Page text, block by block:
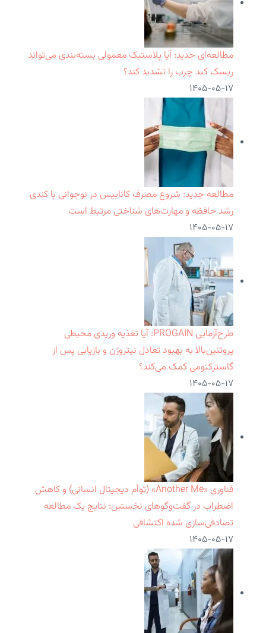
مطالعه‌ای جدید: آیا پلاستیک معمولی بسته‌بندی می‌تواند
ریسک کبد چرب را تشدید کند؟
۱۴۰۵-۰۵-۱۷
مطالعه جدید: شروع مصرف کانابیس در نوجوانی با کندی
رشد حافظه و مهارت‌های شناختی مرتبط است
۱۴۰۵-۰۵-۱۷
طرح‌آزمایی PROGAIN: آیا تغذیه وریدی محیطی
پروتئین‌بالا به بهبود تعادل نیتروژن و بازیابی پس از
گاسترکتومی کمک می‌کند؟
۱۴۰۵-۰۵-۱۷
فناوری «Another Me» (توأم دیجیتال انسانی) و کاهش
اضطراب در گفت‌وگوهای نخستین: نتایج یک مطالعه
تصادفی‌سازی شده اکتشافی
۱۴۰۵-۰۵-۱۷